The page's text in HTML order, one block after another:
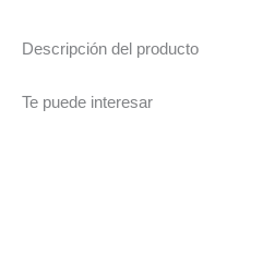
Descripción del producto
Te puede interesar